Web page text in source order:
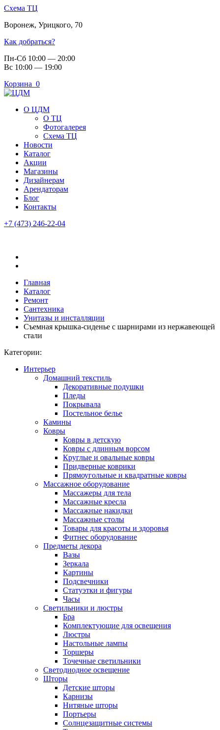
Схема ТЦ
Воронеж, Урицкого, 70
Как добраться?
Пн-Сб 10:00 — 20:00
Вс 10:00 — 19:00
Корзина 0
О ЦДМ
О ТЦ
Фотогалерея
Схема ТЦ
Новости
Каталог
Акции
Магазины
Дизайнерам
Арендаторам
Блог
Контакты
+7 (473) 246-22-04
Главная
Каталог
Ремонт
Сантехника
Унитазы и инсталляции
Съемная крышка-сиденье с шарнирами из нержавеющей
стали
Категории:
Интерьер
Домашний текстиль
Декоративные подушки
Пледы
Покрывала
Постельное белье
Камины
Ковры
Ковры в детскую
Ковры с длинным ворсом
Круглые и овальные ковры
Придверные коврики
Прямоугольные и квадратные ковры
Массажное оборудование
Массажеры для тела
Массажные кресла
Массажные накидки
Массажные столы
Товары для красоты и здоровья
Фитнес оборудование
Предметы декора
Вазы
Зеркала
Картины
Подсвечники
Статуэтки и фигуры
Часы
Светильники и люстры
Бра
Комплектующие для освещения
Люстры
Настольные лампы
Торшеры
Точечные светильники
Светодиодное освещение
Шторы
Детские шторы
Карнизы
Нитяные шторы
Портьеры
Солнцезащитные системы